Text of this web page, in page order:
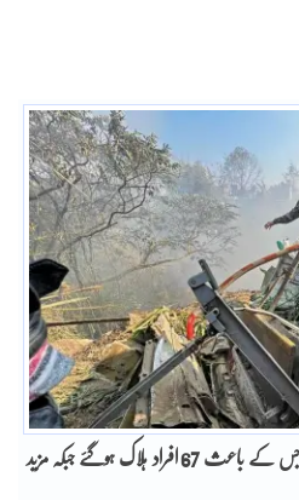
نیپال میں مسافر طیارہ گرکر تباہ ہوگیا جس کے باعث 67 افراد ہلاک ہوگئے جبکہ مزید